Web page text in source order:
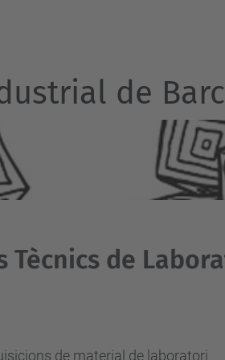
de
Tècnics de
de material de laboratori